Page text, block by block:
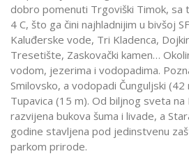
dobro pomenuti Trgoviški Timok,
4 C, što ga čini najhladnijim u bivšoj
Kaluđerske vode, Tri Kladenca,
Tresetište, Zaskovački kamen…
vodom, jezerima i vodopadima.
Smilovsko, a vodopadi Čunguljski
Tupavica (15 m). Od biljnog sveta na
razvijena bukova šuma i livade, a
godine stavljena pod jedinstvenu
parkom prirode.